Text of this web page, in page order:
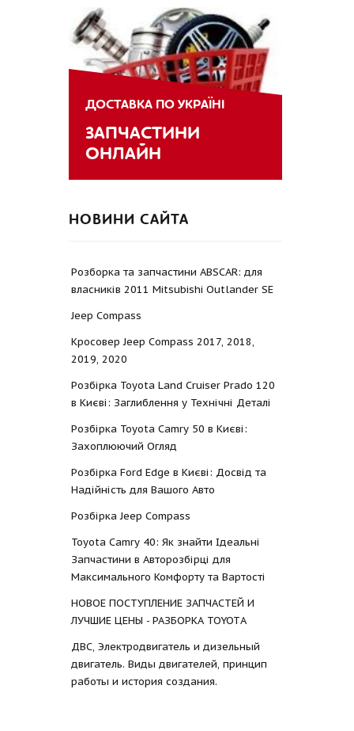
ДОСТАВКА ПО УКРАЇНІ
ЗАПЧАСТИНИ
ОНЛАЙН
НОВИНИ САЙТА
Розборка та запчастини ABSCAR: для
власників 2011 Mitsubishi Outlander SE
Jeep Compass
Кросовер Jeep Compass 2017, 2018,
2019, 2020
Розбірка Toyota Land Cruiser Prado 120
в Києві: Заглиблення у Технічні Деталі
Розбірка Toyota Camry 50 в Києві:
Захоплюючий Огляд
Розбірка Ford Edge в Києві: Досвід та
Надійність для Вашого Авто
Розбірка Jeep Compass
Toyota Camry 40: Як знайти Ідеальні
Запчастини в Авторозбірці для
Максимального Комфорту та Вартості
НОВОЕ ПОСТУПЛЕНИЕ ЗАПЧАСТЕЙ И
ЛУЧШИЕ ЦЕНЫ - РАЗБОРКА TOYOTА
ДВС, Электродвигатель и дизельный
двигатель. Виды двигателей, принцип
работы и история создания.